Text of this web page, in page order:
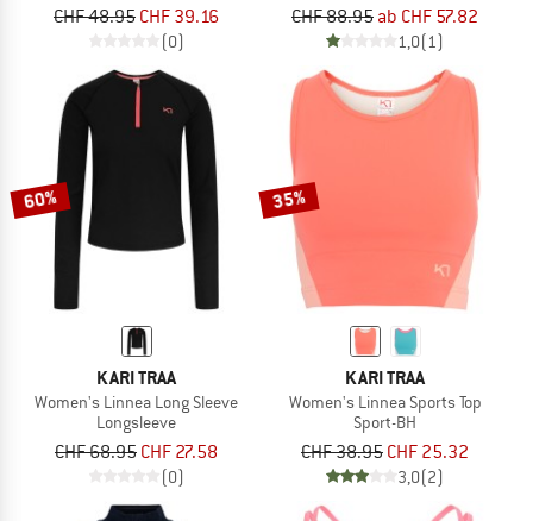
CHF 48.95 CHF 39.16
(0)
CHF 88.95 ab CHF 57.82
1,0(1)
60%
KARI TRAA
Women's Linnea Long Sleeve
Longsleeve
CHF 68.95 CHF 27.58
(0)
35%
KARI TRAA
Women's Linnea Sports Top
Sport-BH
CHF 38.95 CHF 25.32
3,0(2)